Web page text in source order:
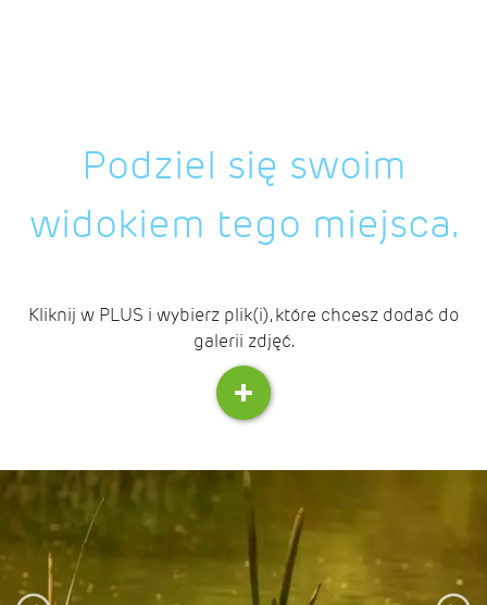
Podziel się swoim
widokiem tego miejsca.
Kliknij w PLUS i wybierz plik(i), które chcesz dodać do
galerii zdjęć.